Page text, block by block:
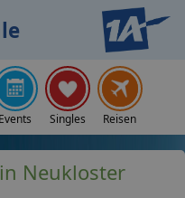
Events Singles Reisen
Neukloster